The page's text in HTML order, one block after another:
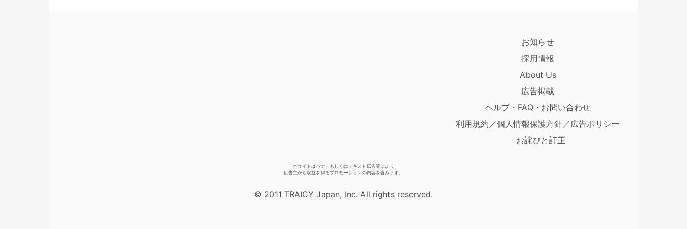
お知らせ
採用情報
About Us
広告掲載
ヘルプ・FAQ・お問い合わせ
利用規約／個人情報保護方針／広告ポリシー
お詫びと訂正
本サイトはバナーもしくはテキスト広告等により
広告主から収益を得るプロモーションの内容を含みます。
© 2011 TRAICY Japan, Inc. All rights reserved.